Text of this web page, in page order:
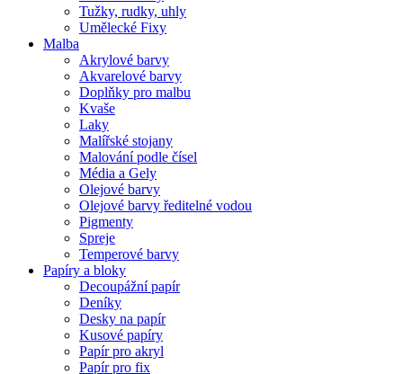
Tužky, rudky, uhly
Umělecké Fixy
Malba
Akrylové barvy
Akvarelové barvy
Doplňky pro malbu
Kvaše
Laky
Malířské stojany
Malování podle čísel
Média a Gely
Olejové barvy
Olejové barvy ředitelné vodou
Pigmenty
Spreje
Temperové barvy
Papíry a bloky
Decoupážní papír
Deníky
Desky na papír
Kusové papíry
Papír pro akryl
Papír pro fix